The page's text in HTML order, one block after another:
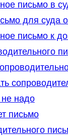
письмо в
для суда
письмо к
надо
письмо